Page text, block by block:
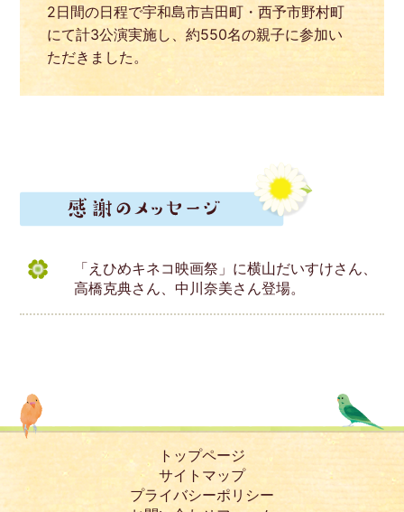
2日間の日程で宇和島市吉田町・西予市野村町
にて計3公演実施し、約550名の親子に参加い
ただきました。
「えひめキネコ映画祭」に横山だいすけさん、
高橋克典さん、中川奈美さん登場。
トップページ
サイトマップ
プライバシーポリシー